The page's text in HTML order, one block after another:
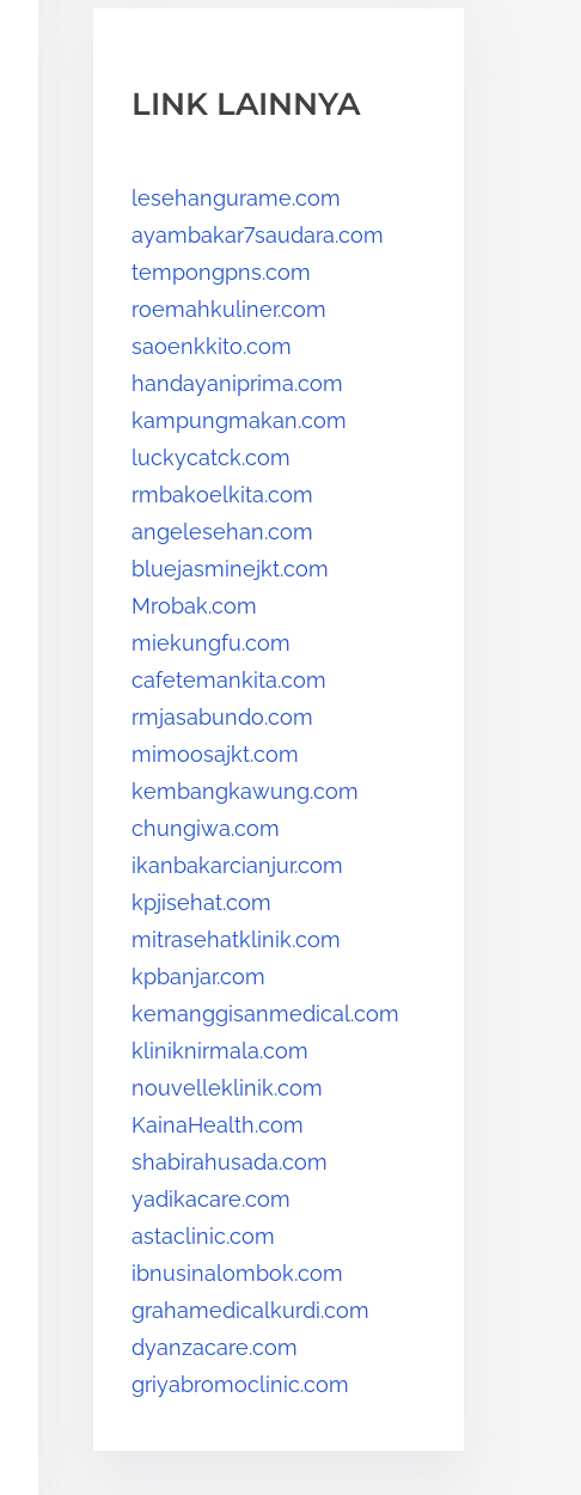
LINK LAINNYA
lesehangurame.com
ayambakar7saudara.com
tempongpns.com
roemahkuliner.com
saoenkkito.com
handayaniprima.com
kampungmakan.com
luckycatck.com
rmbakoelkita.com
angelesehan.com
bluejasminejkt.com
Mrobak.com
miekungfu.com
cafetemankita.com
rmjasabundo.com
mimoosajkt.com
kembangkawung.com
chungiwa.com
ikanbakarcianjur.com
kpjisehat.com
mitrasehatklinik.com
kpbanjar.com
kemanggisanmedical.com
kliniknirmala.com
nouvelleklinik.com
KainaHealth.com
shabirahusada.com
yadikacare.com
astaclinic.com
ibnusinalombok.com
grahamedicalkurdi.com
dyanzacare.com
griyabromoclinic.com